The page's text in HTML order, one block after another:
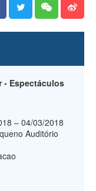
- Espectáculos
– 04/03/2018
Auditório